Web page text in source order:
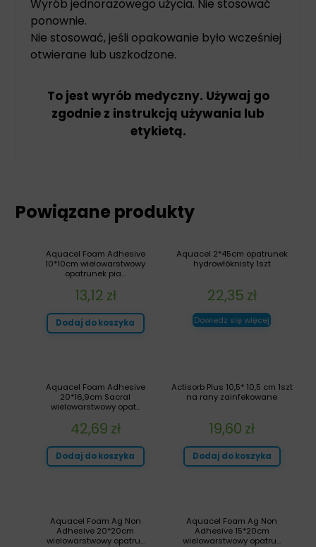
Wyrób jednorazowego użycia. Nie stosować
ponownie.
Nie stosować, jeśli opakowanie było wcześniej
otwierane lub uszkodzone.
To jest wyrób medyczny. Używaj go
zgodnie z instrukcją używania lub
etykietą.
Powiązane produkty
Aquacel 2*45cm opatrunek
hydrowłóknisty 1szt
22,35 zł
Dowiedz się więcej
Aquacel Foam Adhesive
10*10cm wielowarstwowy
opatrunek pia...
13,12 zł
Dodaj do koszyka
Actisorb Plus 10,5* 10,5 cm 1szt
na rany zainfekowane
19,60 zł
Dodaj do koszyka
Aquacel Foam Adhesive
20*16,9cm Sacral
wielowarstwowy opat...
42,69 zł
Dodaj do koszyka
Aquacel Foam Ag Non
Adhesive 15*20cm
wielowarstwowy opatru...
Aquacel Foam Ag Non
Adhesive 20*20cm
wielowarstwowy opatru...